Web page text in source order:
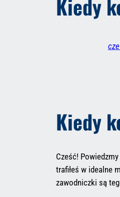
Kiedy
Kiedy
Cześć!
trafiłeś w idealne
zawodniczki są